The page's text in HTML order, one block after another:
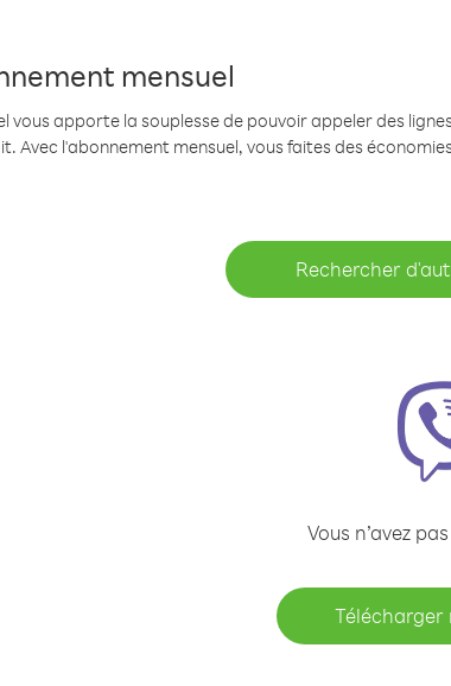
mensuel
vous apporte la souplesse de pouvoir appeler des
Avec l'abonnement mensuel, vous faites des
Rechercher
Vous n’avez